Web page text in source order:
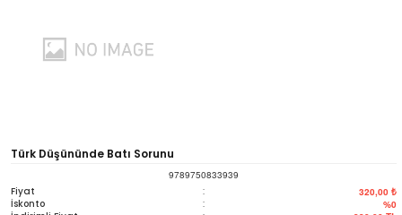
Türk Düşününde Batı Sorunu
9789750833939
Fiyat : 320,00 ₺
İskonto : %0